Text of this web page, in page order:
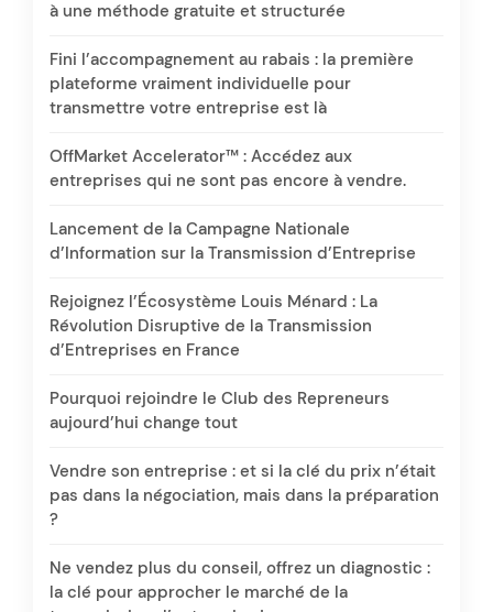
à une méthode gratuite et structurée
Fini l’accompagnement au rabais : la première
plateforme vraiment individuelle pour
transmettre votre entreprise est là
OffMarket Accelerator™ : Accédez aux
entreprises qui ne sont pas encore à vendre.
Lancement de la Campagne Nationale
d’Information sur la Transmission d’Entreprise
Rejoignez l’Écosystème Louis Ménard : La
Révolution Disruptive de la Transmission
d’Entreprises en France
Pourquoi rejoindre le Club des Repreneurs
aujourd’hui change tout
Vendre son entreprise : et si la clé du prix n’était
pas dans la négociation, mais dans la préparation
?
Ne vendez plus du conseil, offrez un diagnostic :
la clé pour approcher le marché de la